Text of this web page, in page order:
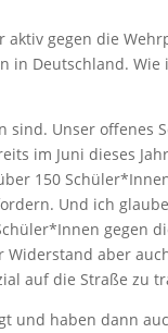
gegen die
Deutschland.
Unser offenes
im Juni dieses
150
Und ich
gegen
aber
auf die Straße zu
und haben dann